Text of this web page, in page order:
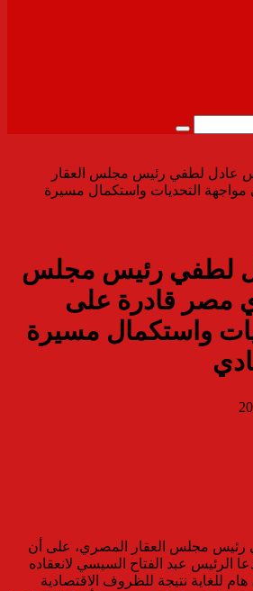
بحث
عادل لطفي رئيس مجلس العقار
التحديات واستكمال مسيرة
لطفي رئيس مجلس
مصر قادرة على
واستكمال مسيرة
رئيس مجلس العقار المصري، على أن
الرئيس عبد الفتاح السيسي لانعقاده
للغاية نتيجة للظروف الاقتصادية